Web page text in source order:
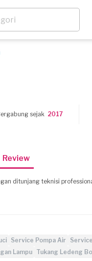
sejak 2017
Review
ditunjang teknisi
Service Pompa Air
Lampu Tukang Ledeng